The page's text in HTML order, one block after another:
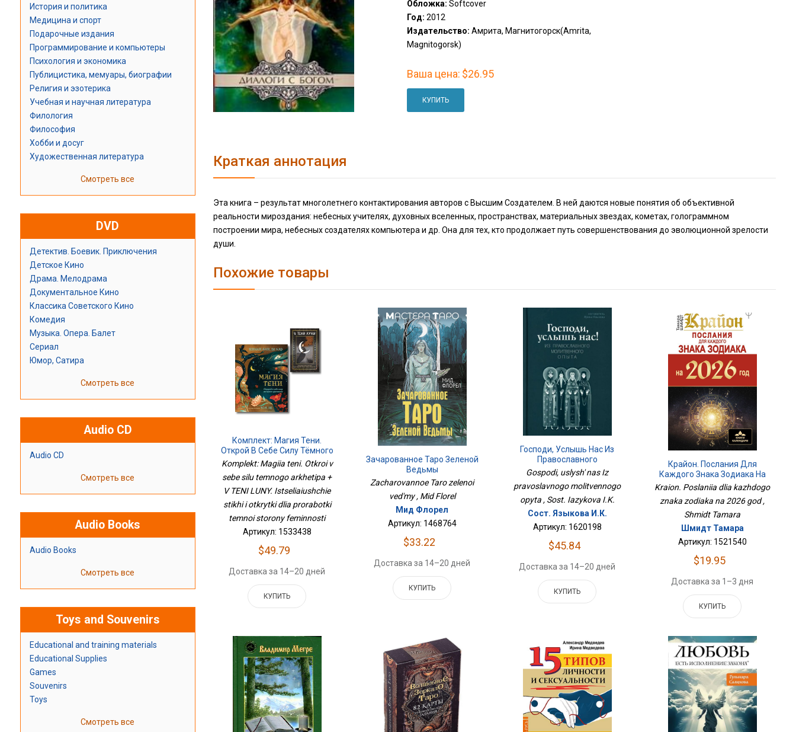
История и политика
Медицина и спорт
Подарочные издания
Программирование и компьютеры
Психология и экономика
Публицистика, мемуары, биографии
Религия и эзотерика
Учебная и научная литература
Филология
Философия
Хобби и досуг
Художественная литература
Смотреть все
DVD
Детектив. Боевик. Приключения
Детское Кино
Драма. Мелодрама
Документальное Кино
Классика Советского Кино
Комедия
Музыка. Опера. Балет
Сериал
Юмор, Сатира
Смотреть все
Audio CD
Audio CD
Смотреть все
Audio Books
Audio Books
Смотреть все
Toys and Souvenirs
Educational and training materials
Educational Supplies
Games
Souvenirs
Toys
Смотреть все
Обложка: Softcover
Год: 2012
Издательство: Амрита, Магнитогорск(Amrita,
Magnitogorsk)
Ваша цена: $26.95
КУПИТЬ
Краткая аннотация
Эта книга – результат многолетнего контактирования авторов с Высшим Создателем. В ней даются новые понятия об объективной
реальности мироздания: небесных учителях, духовных вселенных, пространствах, материальных звездах, кометах, голограммном
построении мира, небесных создателях компьютера и др. Она для тех, кто продолжает путь совершенствования до эволюционной зрелости
души.
Похожие товары
Комплект: Магия Тени.
Открой В Себе Силу Тёмного
Архетипа + В ТЕНИ ЛУНЫ.
Исцеляющие Стихи И
Открытки Для Проработки
Темной Стороны
Феминности
Komplekt: Magiia teni. Otkroi v
sebe silu temnogo arkhetipa +
V TENI LUNY. Istseliaiushchie
stikhi i otkrytki dlia prorabotki
temnoi storony feminnosti
Артикул: 1533438
$49.79
Доставка за 14–20 дней
КУПИТЬ
Зачарованное Таро Зеленой
Ведьмы
Zacharovannoe Taro zelenoi
ved'my , Mid Florel
Мид Флорел
Артикул: 1468764
$33.22
Доставка за 14–20 дней
КУПИТЬ
Господи, Услышь Нас Из
Православного
Молитвенного Опыта
Gospodi, uslysh' nas Iz
pravoslavnogo molitvennogo
opyta , Sost. Iazykova I.K.
Сост. Языкова И.К.
Артикул: 1620198
$45.84
Доставка за 14–20 дней
КУПИТЬ
Крайон. Послания Для
Каждого Знака Зодиака На
2026 Год
Kraion. Poslaniia dlia kazhdogo
znaka zodiaka na 2026 god ,
Shmidt Tamara
Шмидт Тамара
Артикул: 1521540
$19.95
Доставка за 1–3 дня
КУПИТЬ